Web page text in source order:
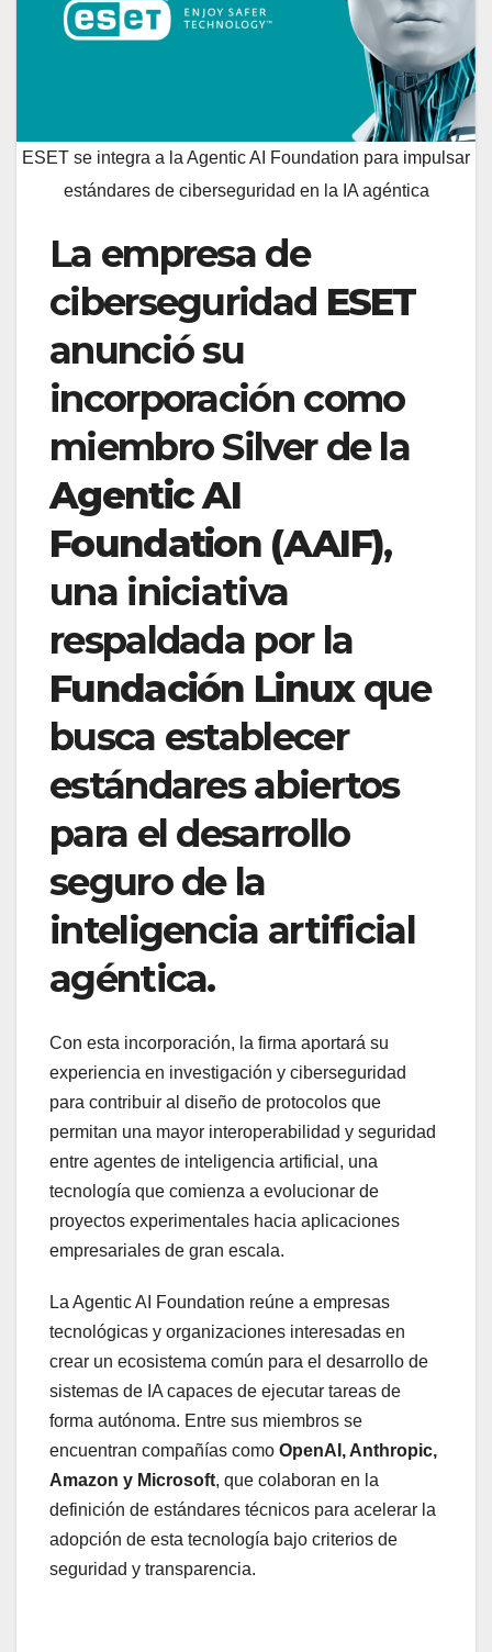
ESET se integra a la Agentic AI Foundation para impulsar
estándares de ciberseguridad en la IA agéntica
La empresa de
ciberseguridad ESET
anunció su
incorporación como
miembro Silver de la
Agentic AI
Foundation (AAIF),
una iniciativa
respaldada por la
Fundación Linuxque
busca establecer
estándares abiertos
para el desarrollo
seguro de la
inteligencia artificial
agéntica.
Con esta incorporación, la firma aportará su
experiencia en investigación y ciberseguridad
para contribuir al diseño de protocolos que
permitan una mayor interoperabilidad y seguridad
entre agentes de inteligencia artificial, una
tecnología que comienza a evolucionar de
proyectos experimentales hacia aplicaciones
empresariales de gran escala.
La Agentic AI Foundation reúne a empresas
tecnológicas y organizaciones interesadas en
crear un ecosistema común para el desarrollo de
sistemas de IA capaces de ejecutar tareas de
forma autónoma. Entre sus miembros se
encuentran compañías como OpenAI, Anthropic,
Amazon y Microsoft, que colaboran en la
definición de estándares técnicos para acelerar la
adopción de esta tecnología bajo criterios de
seguridad y transparencia.